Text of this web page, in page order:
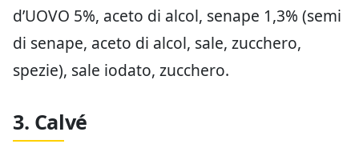
d’UOVO 5%, aceto di alcol, senape 1,3% (semi
di senape, aceto di alcol, sale, zucchero,
spezie), sale iodato, zucchero.
3. Calvé